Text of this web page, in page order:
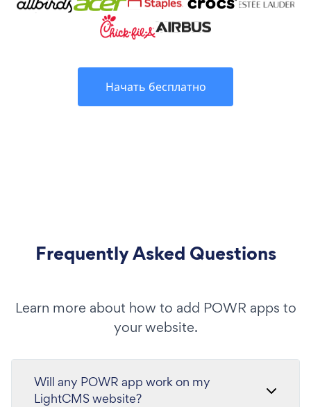
Начать бесплатно
Frequently Asked Questions
Learn more about how to add POWR apps to
your website.
Will any POWR app work on my
LightCMS website?